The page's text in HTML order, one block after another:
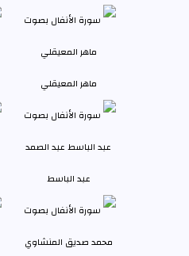
ماهر المعيقلي
عبد الباسط